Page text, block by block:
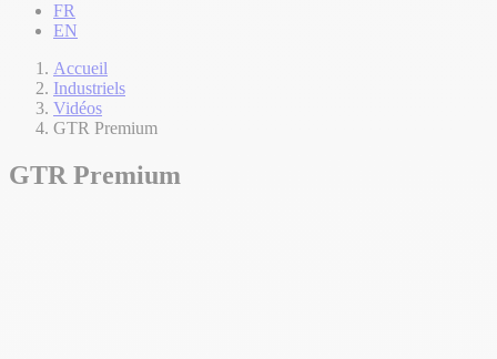
FR
EN
Accueil
Industriels
Vidéos
GTR Premium
GTR Premium